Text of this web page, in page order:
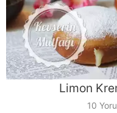
Limon
10